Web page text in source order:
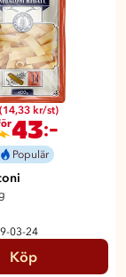
(14,33 kr/st)
43:-
Populär
03-24
Köp